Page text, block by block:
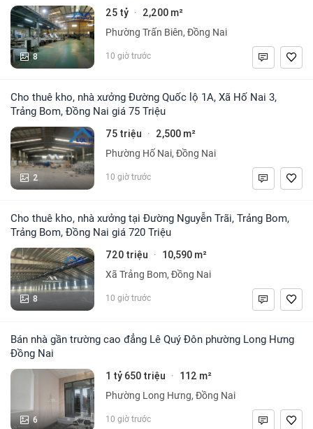
8
25 tỷ · 2,200 m²
Phường Trấn Biên, Đồng Nai
10 giờ trước
Cho thuê kho, nhà xưởng Đường Quốc lộ 1A, Xã Hố Nai 3,
Trảng Bom, Đồng Nai giá 75 Triệu
2
75 triệu · 2,500 m²
Phường Hố Nai, Đồng Nai
10 giờ trước
Cho thuê kho, nhà xưởng tại Đường Nguyễn Trãi, Trảng Bom,
Trảng Bom, Đồng Nai giá 720 Triệu
8
720 triệu · 10,590 m²
Xã Trảng Bom, Đồng Nai
10 giờ trước
Bán nhà gần trường cao đẳng Lê Quý Đôn phường Long Hưng
Đồng Nai
6
1 tỷ 650 triệu · 112 m²
Phường Long Hưng, Đồng Nai
10 giờ trước